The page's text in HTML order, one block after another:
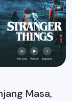
Masa,